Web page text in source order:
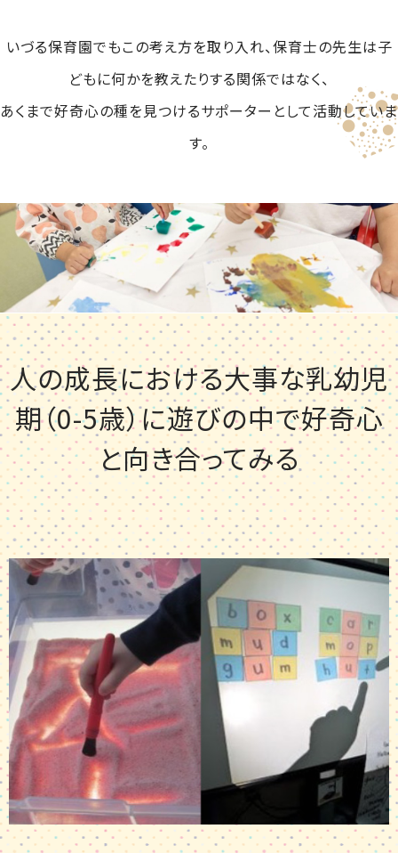
いづる保育園でもこの考え方を取り入れ、保育士の先生は子
どもに何かを教えたりする関係ではなく、
あくまで好奇心の種を見つけるサポーターとして活動していま
す。
人の成長における大事な乳幼児
期（0-5歳）に遊びの中で好奇心
と向き合ってみる